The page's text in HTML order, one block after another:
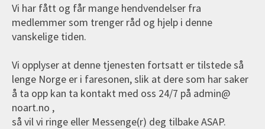
Vi har fått og får mange hendvendelser fra
medlemmer som trenger råd og hjelp i denne
vanskelige tiden.
Vi opplyser at denne tjenesten fortsatt er tilstede så
lenge Norge er i faresonen, slik at dere som har saker
å ta opp kan ta kontakt med oss 24/7 på admin@
noart.no ,
så vil vi ringe eller Messenge(r) deg tilbake ASAP.